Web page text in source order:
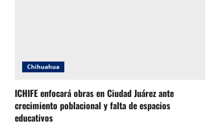
Chihuahua
ICHIFE enfocará obras en Ciudad Juárez ante
crecimiento poblacional y falta de espacios
educativos